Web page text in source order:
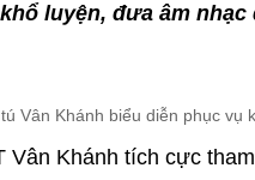
luyện, đưa âm
Vân Khánh biểu diễn phục vụ
Vân Khánh tích cực